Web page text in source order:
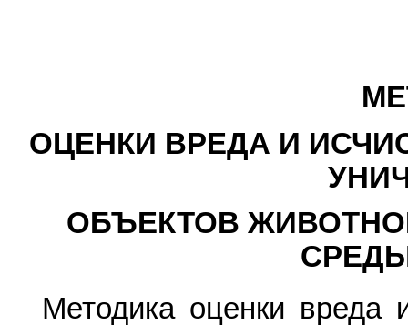
ОЦЕНКИ ВРЕДА И
ОБЪЕКТОВ
Методика оценки вреда